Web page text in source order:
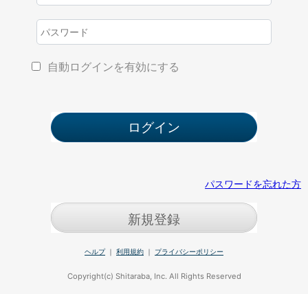
自動ログインを有効にする
パスワードを忘れた方
新規登録
ヘルプ｜ 利用規約 ｜ プライバシーポリシー
Copyright(c) Shitaraba, Inc. All Rights Reserved